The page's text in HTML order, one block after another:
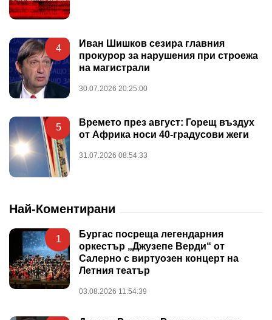
4
Иван Шишков сезира главния
прокурор за нарушения при строежа
на магистрали
30.07.2026 20:25:00
5
Времето през август: Горещ въздух
от Африка носи 40-градусови жеги
31.07.2026 08:54:33
Най-Коментирани
1
Бургас посреща легендарния
оркестър „Джузепе Верди“ от
Салерно с виртуозен концерт на
Летния театър
03.08.2026 11:54:39